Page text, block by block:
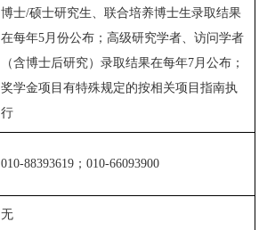
博士/硕士研究生、联合培养博士生录取结果
在每年5月份公布；高级研究学者、访问学者
（含博士后研究）录取结果在每年7月公布；
奖学金项目有特殊规定的按相关项目指南执
行
010-88393619； 010-66093900
无